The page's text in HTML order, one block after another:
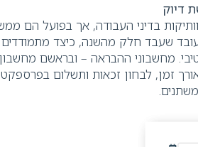
דיוק
בדיני העבודה, אך בפועל הם
שעבד חלק מהשנה, כיצד מתמודדים
מחשבוני ההבראה – ובראשם
זמן, לבחון זכאות ותשלום
.